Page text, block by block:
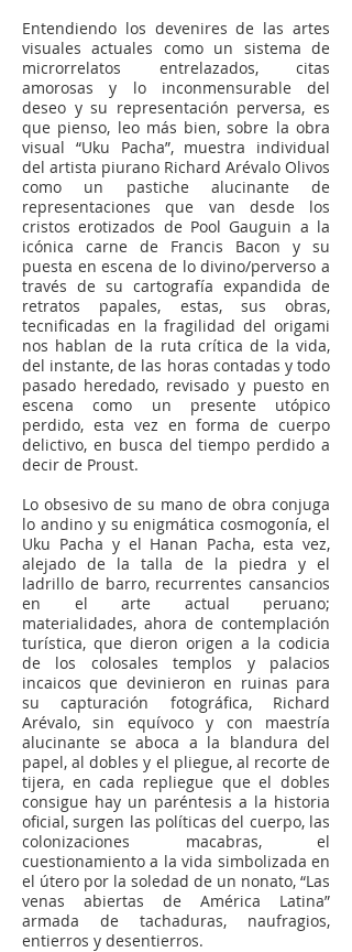
Entendiendo los devenires de las artes
visuales actuales como un sistema de
microrrelatos entrelazados, citas
amorosas y lo inconmensurable del
deseo y su representación perversa, es
que pienso, leo más bien, sobre la obra
visual “Uku Pacha”, muestra individual
del artista piurano Richard Arévalo Olivos
como un pastiche alucinante de
representaciones que van desde los
cristos erotizados de Pool Gauguin a la
icónica carne de Francis Bacon y su
puesta en escena de lo divino/perverso a
través de su cartografía expandida de
retratos papales, estas, sus obras,
tecnificadas en la fragilidad del origami
nos hablan de la ruta crítica de la vida,
del instante, de las horas contadas y todo
pasado heredado, revisado y puesto en
escena como un presente utópico
perdido, esta vez en forma de cuerpo
delictivo, en busca del tiempo perdido a
decir de Proust.
Lo obsesivo de su mano de obra conjuga
lo andino y su enigmática cosmogonía, el
Uku Pacha y el Hanan Pacha, esta vez,
alejado de la talla de la piedra y el
ladrillo de barro, recurrentes cansancios
en el arte actual peruano;
materialidades, ahora de contemplación
turística, que dieron origen a la codicia
de los colosales templos y palacios
incaicos que devinieron en ruinas para
su capturación fotográfica, Richard
Arévalo, sin equívoco y con maestría
alucinante se aboca a la blandura del
papel, al dobles y el pliegue, al recorte de
tijera, en cada repliegue que el dobles
consigue hay un paréntesis a la historia
oficial, surgen las políticas del cuerpo, las
colonizaciones macabras, el
cuestionamiento a la vida simbolizada en
el útero por la soledad de un nonato, “Las
venas abiertas de América Latina”
armada de tachaduras, naufragios,
entierros y desentierros.